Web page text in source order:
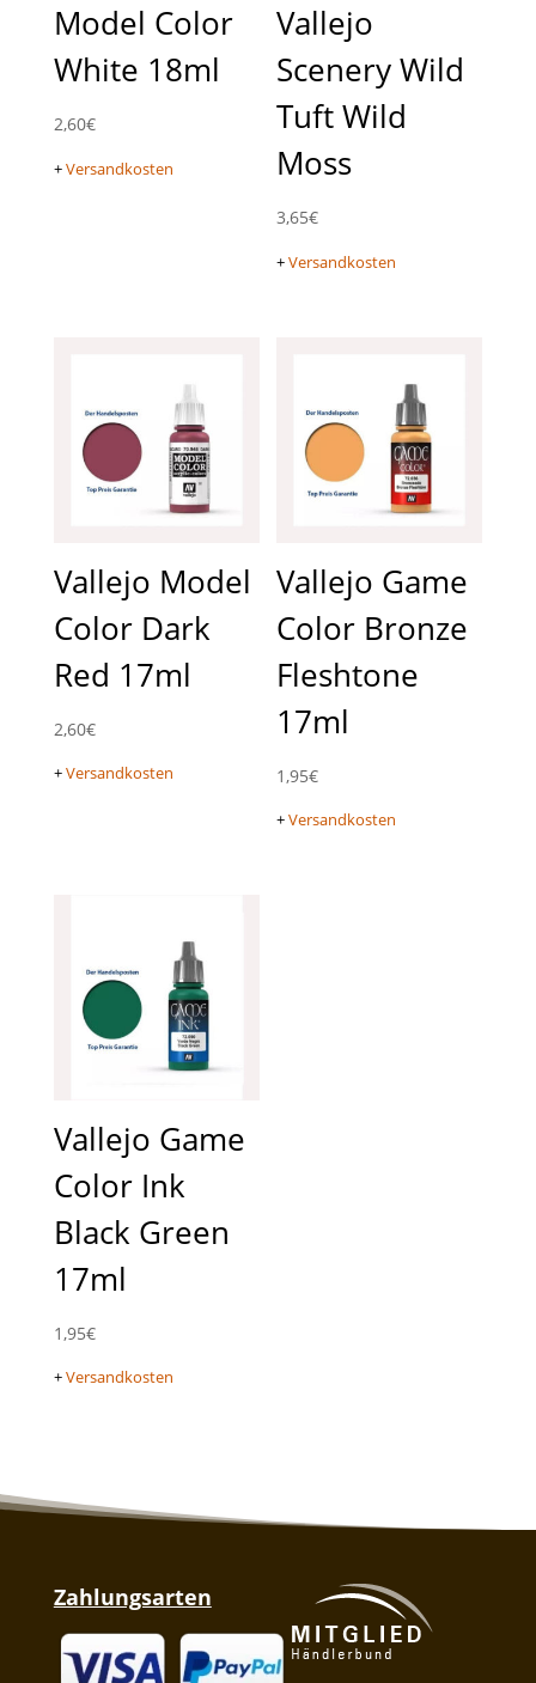
Model Color
White 18ml
2,60€
+Versandkosten
Vallejo
Scenery Wild
Tuft Wild
Moss
3,65€
+Versandkosten
Vallejo Model
Color Dark
Red 17ml
2,60€
+Versandkosten
Vallejo Game
Color Bronze
Fleshtone
17ml
1,95€
+Versandkosten
Vallejo Game
Color Ink
Black Green
17ml
1,95€
+Versandkosten
Zahlungsarten